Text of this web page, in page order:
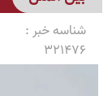
شناسه خبر :
321476